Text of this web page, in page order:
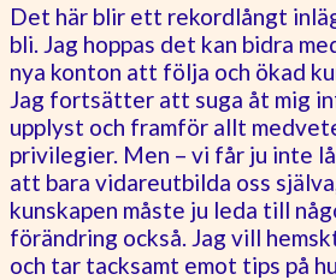
Det här blir ett rekordlångt
bli. Jag hoppas det kan bidra
nya konton att följa och ökad
Jag fortsätter att suga åt mig
upplyst och framför allt
privilegier. Men – vi får ju inte
att bara vidareutbilda oss
kunskapen måste ju leda till
förändring också. Jag vill
och tar tacksamt emot tips på